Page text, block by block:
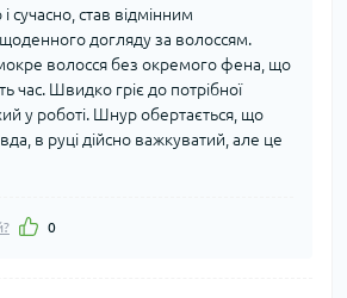
сучасно, став відмінним
догляду за волоссям.
волосся без окремого фена, що
час. Швидко гріє до потрібної
у роботі. Шнур обертається, що
в руці дійсно важкуватий, але це
0